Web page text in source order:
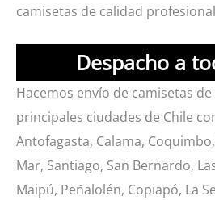
camisetas de calidad
Despacho a
Hacemos envío de camisetas
principales ciudades de Chile
Antofagasta, Calama,
Mar, Santiago, San Bernardo,
Maipú, Peñalolén, Copiapó, La